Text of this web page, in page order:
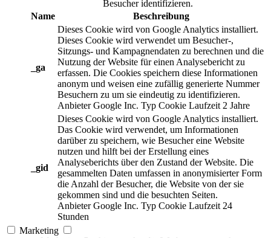
Besucher identifizieren.
Name
Beschreibung
_ga
Dieses Cookie wird von Google Analytics installiert.
Dieses Cookie wird verwendet um Besucher-,
Sitzungs- und Kampagnendaten zu berechnen und die
Nutzung der Website für einen Analysebericht zu
erfassen. Die Cookies speichern diese Informationen
anonym und weisen eine zufällig generierte Nummer
Besuchern zu um sie eindeutig zu identifizieren.
Anbieter Google Inc. Typ Cookie Laufzeit 2 Jahre
_gid
Dieses Cookie wird von Google Analytics installiert.
Das Cookie wird verwendet, um Informationen
darüber zu speichern, wie Besucher eine Website
nutzen und hilft bei der Erstellung eines
Analyseberichts über den Zustand der Website. Die
gesammelten Daten umfassen in anonymisierter Form
die Anzahl der Besucher, die Website von der sie
gekommen sind und die besuchten Seiten.
Anbieter Google Inc. Typ Cookie Laufzeit 24
Stunden
Marketing